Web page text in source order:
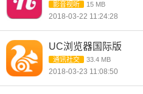
影音视听 15 MB
2018-03-22 11:24:28
UC浏览器国际版
通讯社交 33.4 MB
2018-03-23 11:08:50